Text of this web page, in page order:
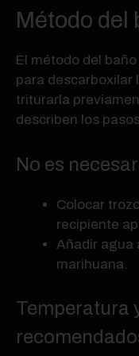
Método del
El método del
para descarboxilar
triturarla
describen los
No es
Colocar
recipiente
Añadir agua
marihuana.
Temperatura